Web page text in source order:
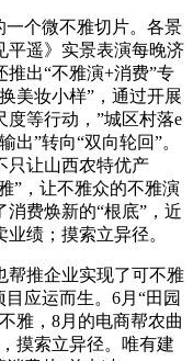
个微不雅切片。各景
平遥》实景表演每晚济
出“不雅演+消费”专
美妆小样”，通过开展
等行动，”城区村落e
出”转向“双向轮回”。
只让山西农特优产
”，让不雅众的不雅演
费焕新的“根底”，近
绩；摸索立异径。
推企业实现了可不雅
应运而生。6月“田园
雅，8月的电商帮农曲
摸索立异径。唯有建